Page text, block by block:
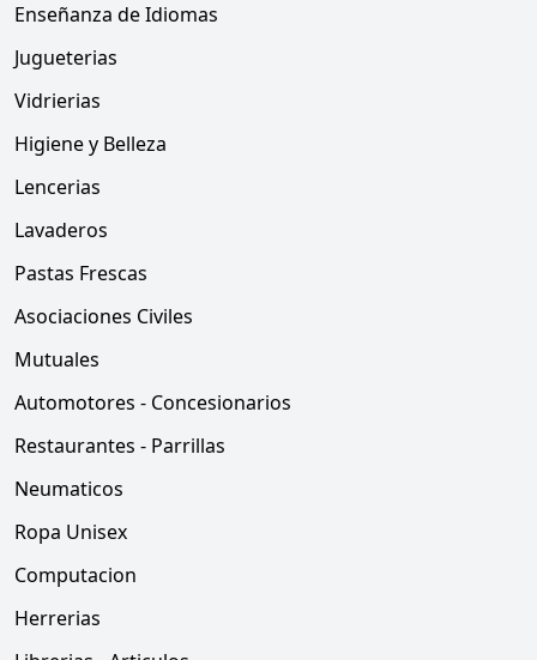
Enseñanza de Idiomas
Jugueterias
Vidrierias
Higiene y Belleza
Lencerias
Lavaderos
Pastas Frescas
Asociaciones Civiles
Mutuales
Automotores - Concesionarios
Restaurantes - Parrillas
Neumaticos
Ropa Unisex
Computacion
Herrerias